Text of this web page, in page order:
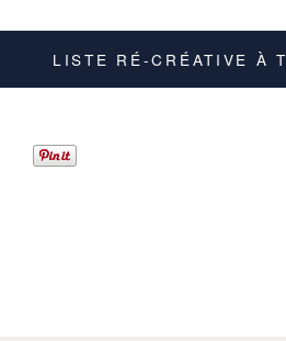
LISTE RÉ-CRÉATIVE À